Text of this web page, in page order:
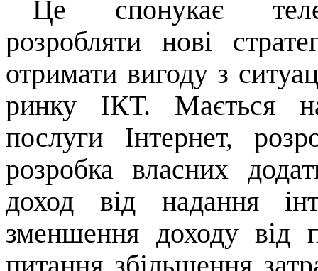
Це спонукає
розробляти нові
отримати вигоду з
ринку ІКТ. Мається
послуги Інтернет,
розробка власних
доход від надання
зменшення доходу від